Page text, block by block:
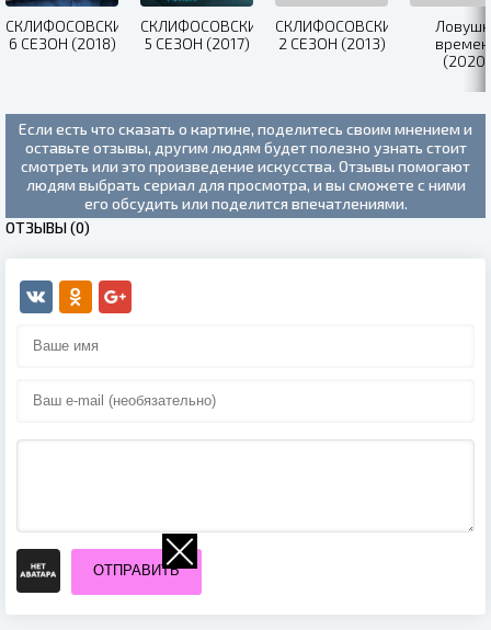
СКЛИФОСОВСКИЙ
6 СЕЗОН (2018)
СКЛИФОСОВСКИЙ
5 СЕЗОН (2017)
СКЛИФОСОВСКИЙ
2 СЕЗОН (2013)
(2020)
Если есть что сказать о картине, поделитесь своим мнением и
оставьте отзывы, другим людям будет полезно узнать стоит
смотреть или это произведение искусства. Отзывы помогают
людям выбрать сериал для просмотра, и вы сможете с ними
его обсудить или поделится впечатлениями.
ОТЗЫВЫ (0)
ОТПРАВИТЬ